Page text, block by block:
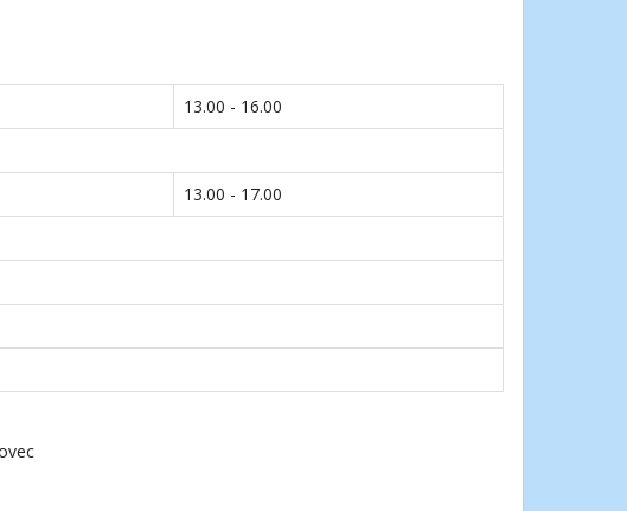
13.00 - 16.00
13.00 - 17.00